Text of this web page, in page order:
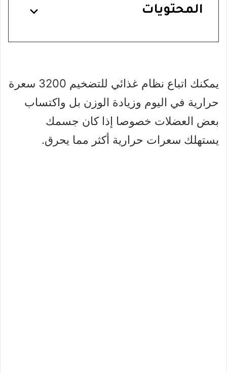
المحتويات
يمكنك اتباع نظام غذائي للتضخيم 3200 سعرة
حرارية في اليوم وزيادة الوزن بل واكتساب
بعض العضلات خصوصا إذا كان جسمك
يستهلك سعرات حرارية أكثر مما يحرق.